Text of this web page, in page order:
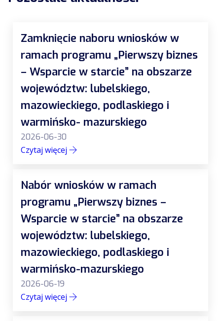
Zamknięcie naboru wniosków w
ramach programu „Pierwszy biznes
– Wsparcie w starcie” na obszarze
województw: lubelskiego,
mazowieckiego, podlaskiego i
warmińsko- mazurskiego
2026-06-30
Czytaj więcej
Nabór wniosków w ramach
programu „Pierwszy biznes –
Wsparcie w starcie” na obszarze
województw: lubelskiego,
mazowieckiego, podlaskiego i
warmińsko-mazurskiego
2026-06-19
Czytaj więcej